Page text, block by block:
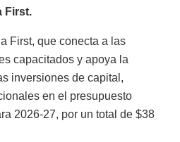
First.
First, que conecta a las
capacitados y apoya la
inversiones de capital,
en el presupuesto
2026-27, por un total de $38